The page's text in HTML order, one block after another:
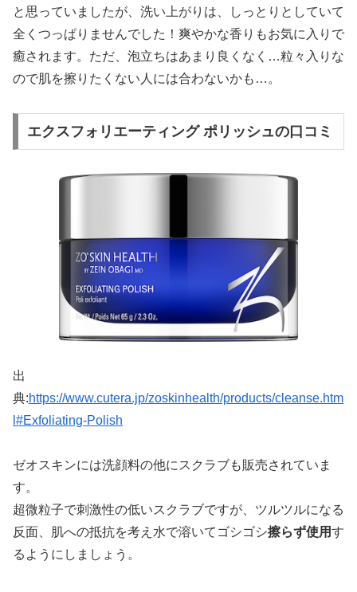
と思っていましたが、洗い上がりは、しっとりとしていて
全くつっぱりませんでした！爽やかな香りもお気に入りで
癒されます。ただ、泡立ちはあまり良くなく…粒々入りな
ので肌を擦りたくない人には合わないかも…。
エクスフォリエーティング ポリッシュの口コミ
出
典:https://www.cutera.jp/zoskinhealth/products/cleanse.htm
l#Exfoliating-Polish
ゼオスキンには洗顔料の他にスクラブも販売されていま
す。
超微粒子で刺激性の低いスクラブですが、ツルツルになる
反面、肌への抵抗を考え水で溶いてゴシゴシ擦らず使用す
るようにしましょう。